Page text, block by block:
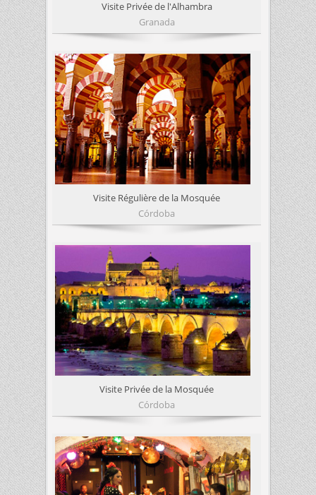
Visite Privée de l'Alhambra
Granada
Visite Régulière de la Mosquée
Córdoba
Visite Privée de la Mosquée
Córdoba